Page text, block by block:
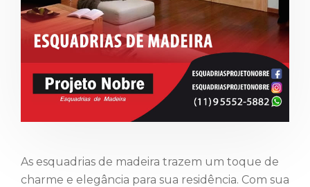
As esquadrias de madeira trazem um toque de
charme e elegância para sua residência. Com sua